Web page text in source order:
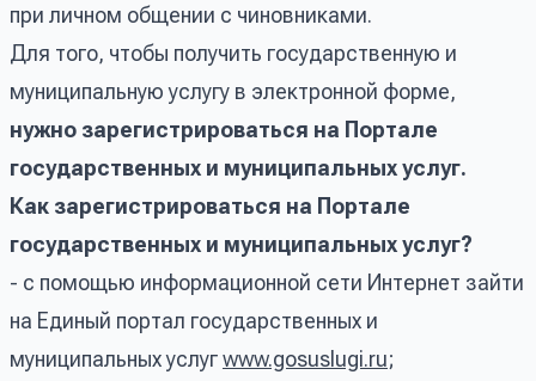
при личном общении с чиновниками.
Для того, чтобы получить государственную и
муниципальную услугу в электронной форме,
нужно зарегистрироваться на Портале
государственных и муниципальных услуг.
Как зарегистрироваться на Портале
государственных и муниципальных услуг?
- с помощью информационной сети Интернет зайти
на Единый портал государственных и
муниципальных услугwww.gosuslugi.ru;